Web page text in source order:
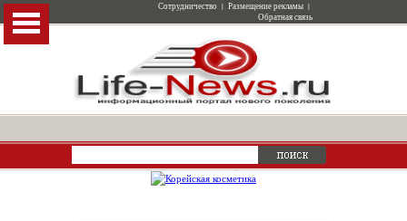
Сотрудничество | Размещение рекламы |
Обратная связь